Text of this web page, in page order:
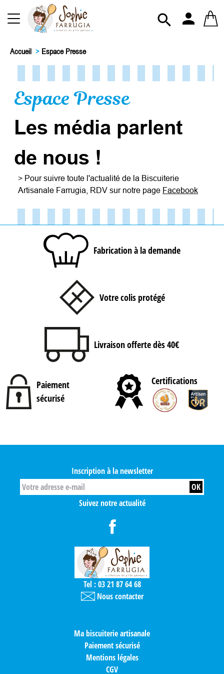
 person
Accueil > Espace Presse
Espace Presse
Les média parlent
de nous !
> Pour suivre toute l'actualité de la Biscuiterie
Artisanale Farrugia, RDV sur notre page Facebook
Fabrication à la demande
Votre colis protégé
Livraison offerte dès 40€
Paiement
sécurisé
Certifications
Tel : 03 21 87 64 68
Nous contacter
Ma biscuiterie artisanale
Paiement sécurisé
Mentions légales
CGV
Inscription à la newsletter
Suivez notre actualité